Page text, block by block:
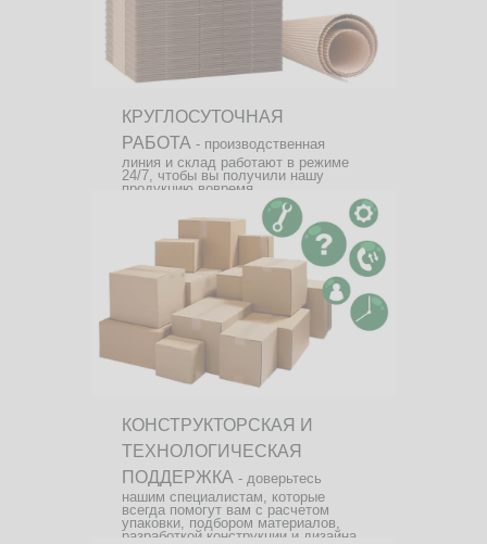
КРУГЛОСУТОЧНАЯ
РАБОТА - производственная
линия и склад работают в режиме
24/7, чтобы вы получили нашу
продукцию вовремя.
КОНСТРУКТОРСКАЯ И
ТЕХНОЛОГИЧЕСКАЯ
ПОДДЕРЖКА - доверьтесь
нашим специалистам, которые
всегда помогут вам с расчетом
упаковки, подбором материалов,
разработкой конструкции и дизайна.